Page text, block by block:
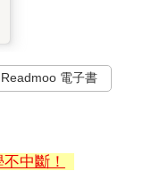
Readmoo 電子書
中斷！